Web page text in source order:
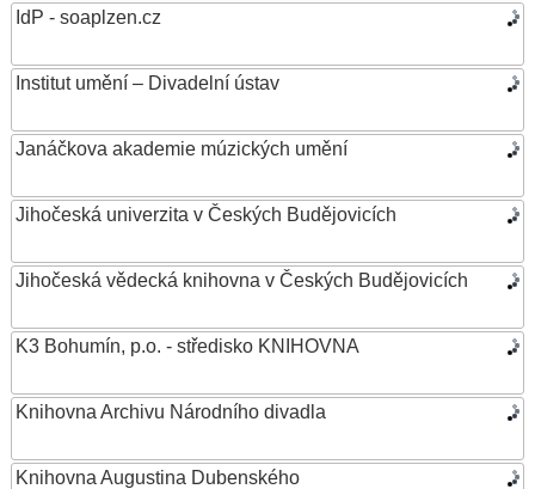
IdP - soaplzen.cz
Institut umění – Divadelní ústav
Janáčkova akademie múzických umění
Jihočeská univerzita v Českých Budějovicích
Jihočeská vědecká knihovna v Českých Budějovicích
K3 Bohumín, p.o. - středisko KNIHOVNA
Knihovna Archivu Národního divadla
Knihovna Augustina Dubenského